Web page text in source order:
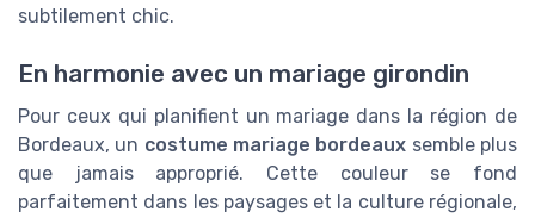
subtilement chic.
En harmonie avec un mariage girondin
Pour ceux qui planifient un mariage dans la région de
Bordeaux, un costume mariage bordeaux semble plus
que jamais approprié. Cette couleur se fond
parfaitement dans les paysages et la culture régionale,